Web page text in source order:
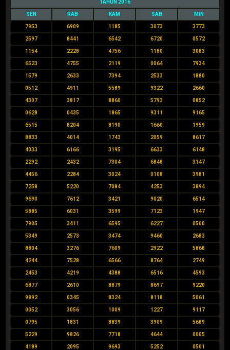
TAHUN 2016
SEN RAB KAM SAB MIN
7953 6909 1185 3073 3773
2597 8441 6542 6720 0572
1154 2228 4756 1180 3083
6523 4755 2119 0064 7934
1579 2633 7394 2533 1880
0512 4911 5589 9322 2660
4307 3817 8860 5793 0852
0628 0435 1865 9311 9165
6515 8204 8190 1660 1959
8833 4014 1743 2059 8617
4033 6166 3195 6633 6148
2292 2432 7304 6848 3147
4456 2284 3024 0108 3981
7258 5220 7084 4253 3894
9690 7612 3421 9020 6514
5885 6031 3599 7123 1947
7905 3411 6595 6227 0500
5349 2573 3474 9460 2683
8804 3276 7609 2922 5868
4244 7528 6566 8764 2749
2453 4219 4388 6516 4593
6877 2610 8879 8697 9220
9892 0345 8324 8118 5061
0052 3056 1009 1227 9117
0795 1831 8839 3909 5689
5229 9826 7718 4644 0005
4189 2095 9693 5252 0501